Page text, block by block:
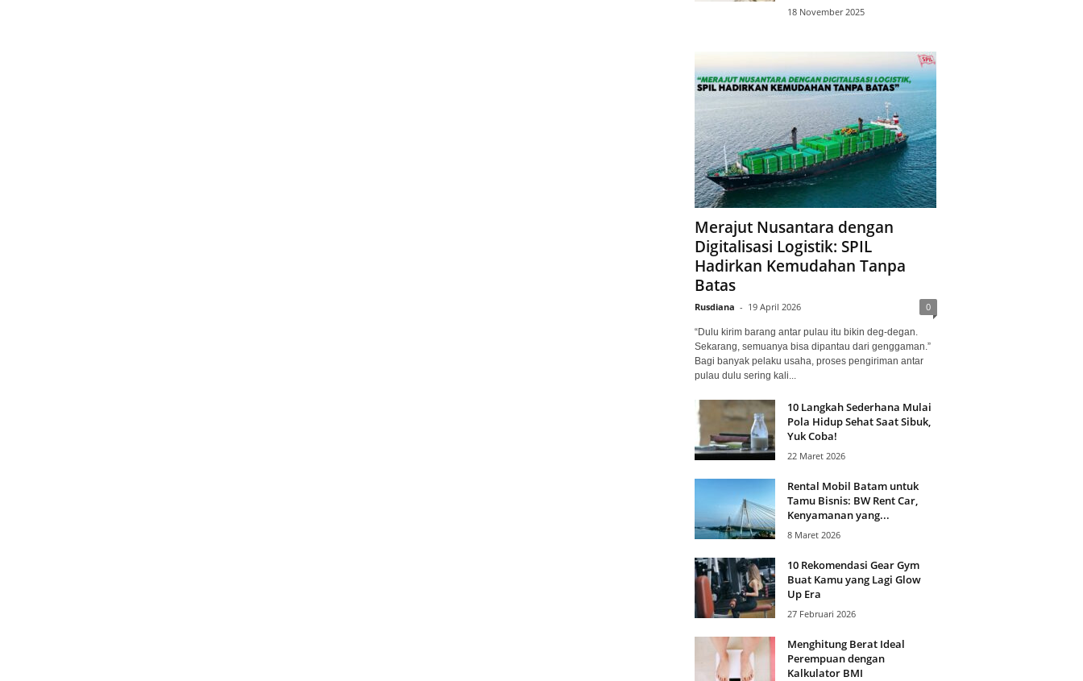
18 November 2025
Merajut Nusantara dengan
Digitalisasi Logistik: SPIL
Hadirkan Kemudahan Tanpa
Batas
Rusdiana - 19 April 2026 0
“Dulu kirim barang antar pulau itu bikin deg-degan.
Sekarang, semuanya bisa dipantau dari genggaman.”
Bagi banyak pelaku usaha, proses pengiriman antar
pulau dulu sering kali...
10 Langkah Sederhana Mulai
Pola Hidup Sehat Saat Sibuk,
Yuk Coba!
22 Maret 2026
Rental Mobil Batam untuk
Tamu Bisnis: BW Rent Car,
Kenyamanan yang...
8 Maret 2026
10 Rekomendasi Gear Gym
Buat Kamu yang Lagi Glow
Up Era
27 Februari 2026
Menghitung Berat Ideal
Perempuan dengan
Kalkulator BMI